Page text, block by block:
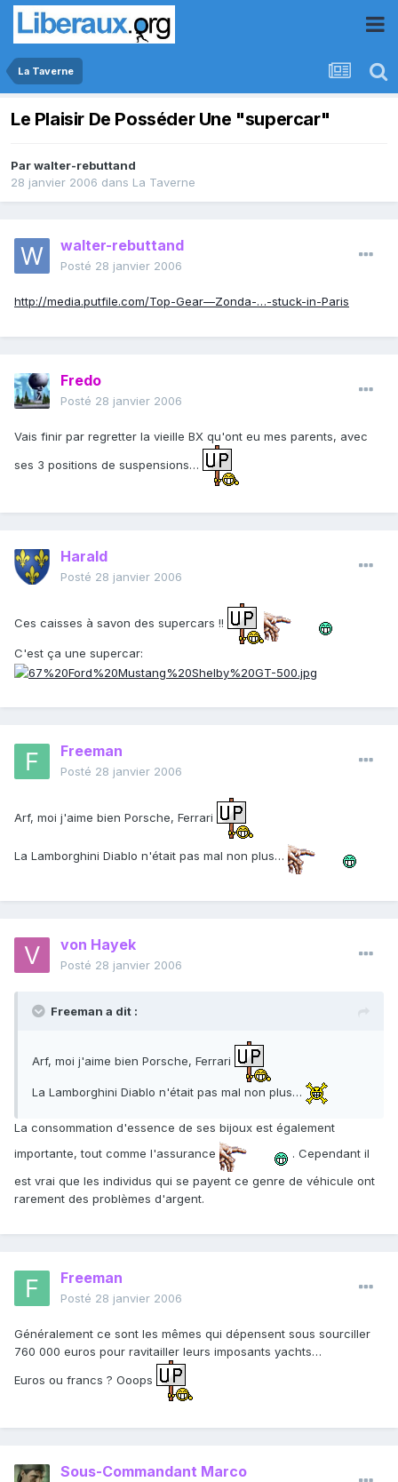
La Taverne
Le Plaisir De Posséder Une "supercar"
Parwalter-rebuttand
28 janvier 2006 dans La Taverne
walter-rebuttand
Posté 28 janvier 2006
http://media.putfile.com/Top-Gear—Zonda-…-stuck-in-Paris
Fredo
Posté 28 janvier 2006
Vais finir par regretter la vieille BX qu'ont eu mes parents, avec
ses 3 positions de suspensions…
Harald
Posté 28 janvier 2006
Ces caisses à savon des supercars !!
C'est ça une supercar:
Freeman
Posté 28 janvier 2006
Arf, moi j'aime bien Porsche, Ferrari
La Lamborghini Diablo n'était pas mal non plus…
von Hayek
Posté 28 janvier 2006
Freeman a dit :
Arf, moi j'aime bien Porsche, Ferrari
La Lamborghini Diablo n'était pas mal non plus…
La consommation d'essence de ses bijoux est également
importante, tout comme l'assurance
. Cependant il
est vrai que les individus qui se payent ce genre de véhicule ont
rarement des problèmes d'argent.
Freeman
Posté 28 janvier 2006
Généralement ce sont les mêmes qui dépensent sous sourciller
760 000 euros pour ravitailler leurs imposants yachts…
Euros ou francs ? Ooops
Sous-Commandant Marco